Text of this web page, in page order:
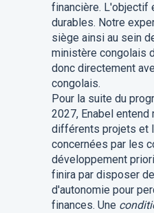
financière. L'objectif
durables. Notre
siège ainsi au sein
ministère congolais
donc directement
congolais.
Pour la suite du
2027, Enabel entend
différents projets et
concernées par les
développement
finira par disposer
d'autonomie pour
finances. Une